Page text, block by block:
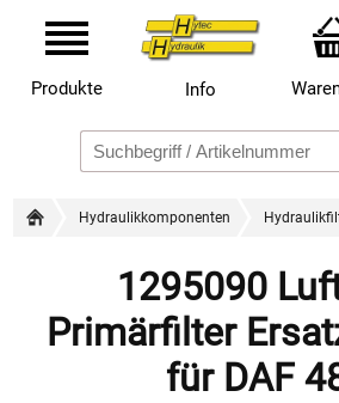
Produkte Info
Hydraulikkomponenten
1295090
Primärfilter
für DAF